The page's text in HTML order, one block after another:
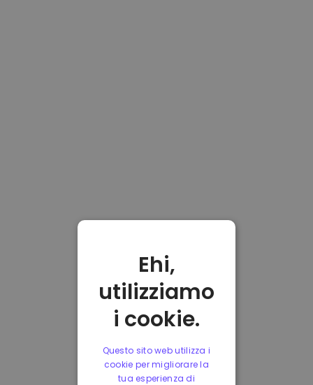
Ehi,
utilizziamo
i cookie.
Questo sito web utilizza i
cookie per migliorare la
tua esperienza di